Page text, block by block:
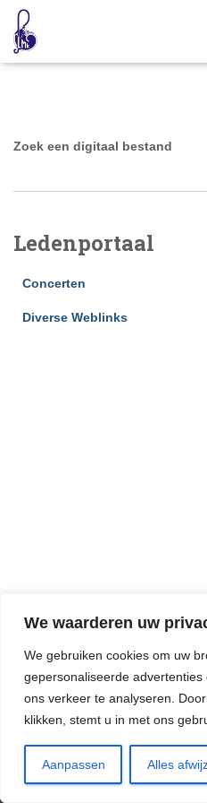
We waarderen uw
We gebruiken cookies om uw
gepersonaliseerde
ons verkeer te analyseren. Door
klikken, stemt u in met ons
Aanpassen Alles
Zoek een digitaal bestand
Ledenportaal
Concerten
Diverse Weblinks
OVER ONS